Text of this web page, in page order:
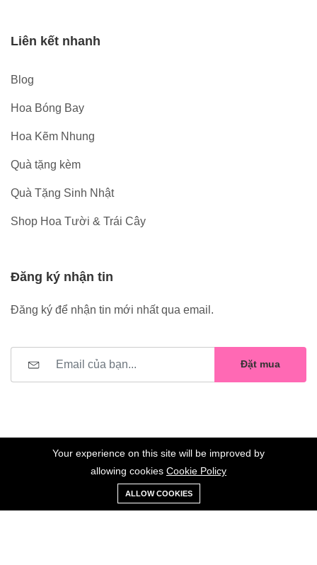
Liên kết nhanh
Blog
Hoa Bóng Bay
Hoa Kẽm Nhung
Quà tặng kèm
Quà Tặng Sinh Nhật
Shop Hoa Tười & Trái Cây
Đăng ký nhận tin
Đăng ký để nhận tin mới nhất qua email.
Đặt mua
©2023 Hoa Nelly . All Rights Reserved.
0
Xe
đẩy
Danh sách
yêu thích
Your experience on this site will be improved by
allowing cookies Cookie Policy
ALLOW COOKIES